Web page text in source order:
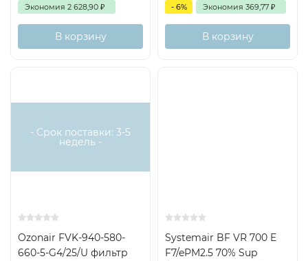
Экономия 2 628,90 ₽
В корзину
- 6% Экономия 369,77 ₽
В корзину
- Срок поставки: 3-5
недель -
Ozonair FVK-940-580-
660-5-G4/25/U фильтр
Systemair BF VR 700 E
F7/ePM2.5 70% Sup